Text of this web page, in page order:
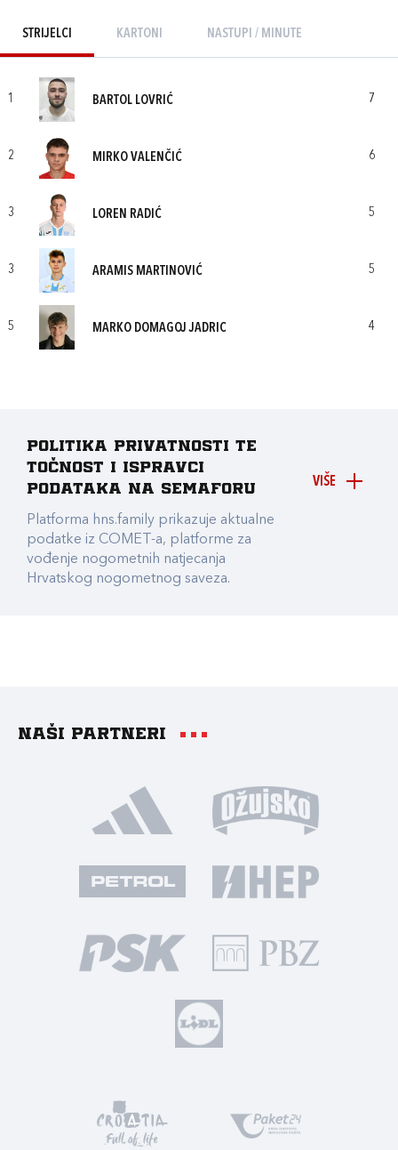
STRIJELCI KARTONI NASTUPI / MINUTE
1 BARTOL LOVRIĆ 7
2 MIRKO VALENČIĆ 6
3 LOREN RADIĆ 5
3 ARAMIS MARTINOVIĆ 5
5 MARKO DOMAGOJ JADRIC 4
VIŠE
Politika privatnosti te
točnost i ispravci
podataka na Semaforu
Platforma hns.family prikazuje aktualne
podatke iz COMET-a, platforme za
vođenje nogometnih natjecanja
Hrvatskog nogometnog saveza.
Naši partneri